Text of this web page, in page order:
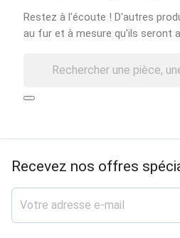
Restez à l'écoute ! D'autres
au fur et à mesure qu'ils seront
Recevez nos offres